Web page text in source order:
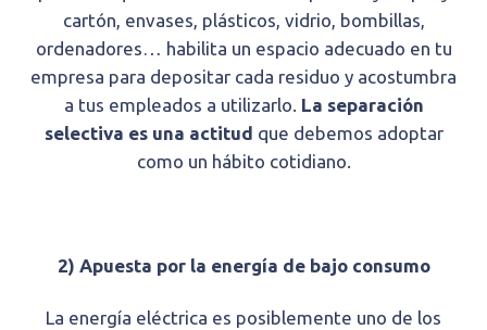
cartón, envases, plásticos, vidrio, bombillas,
ordenadores… habilita un espacio adecuado en tu
empresa para depositar cada residuo y acostumbra
a tus empleados a utilizarlo. La separación
selectiva es una actitud que debemos adoptar
como un hábito cotidiano.
2) Apuesta por la energía de bajo consumo
La energía eléctrica es posiblemente uno de los